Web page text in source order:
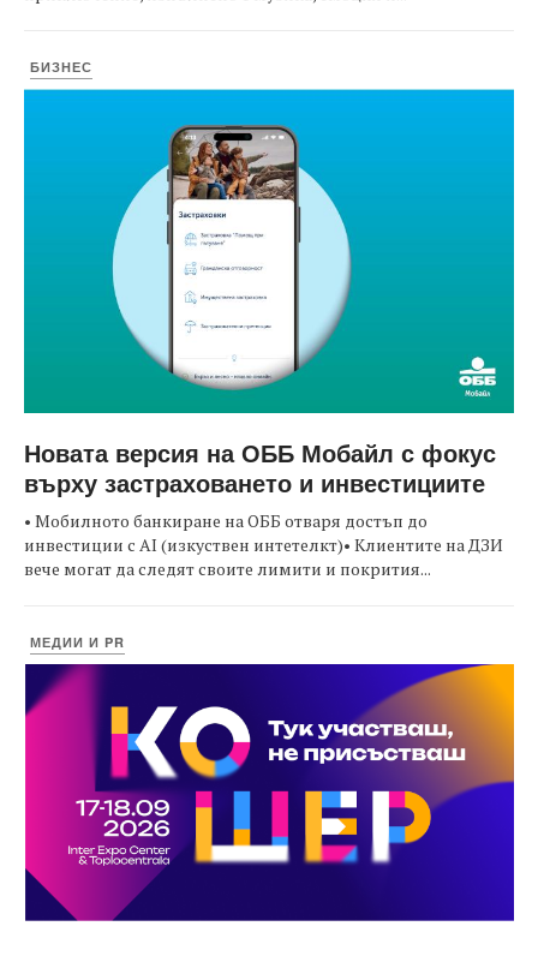
БИЗНЕС
Новата версия на ОББ Мобайл с фокус
върху застраховането и инвестициите
• Мобилното банкиране на ОББ отваря достъп до
инвестиции с AI (изкуствен интетелкт)• Клиентите на ДЗИ
вече могат да следят своите лимити и покрития...
МЕДИИ И PR